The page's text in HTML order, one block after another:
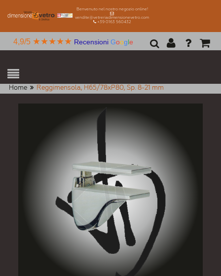
Benvenuto nel nostro negozio online!
vendite@vetreriadimensionevetro.com
+39 0163 560432
4,9/5 ★★★★★ Recensioni Google
Home Reggimensola, H65/78xP80, Sp. 8-21 mm